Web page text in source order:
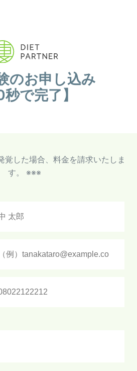
のお申し込み
秒で完了】
覚した場合、料金を請求いたしま
す。 ※※※